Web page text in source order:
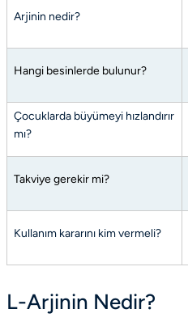
Arjinin nedir?
Hangi besinlerde bulunur?
Çocuklarda büyümeyi hızlandırır
mı?
Takviye gerekir mi?
Kullanım kararını kim vermeli?
L-Arjinin Nedir?